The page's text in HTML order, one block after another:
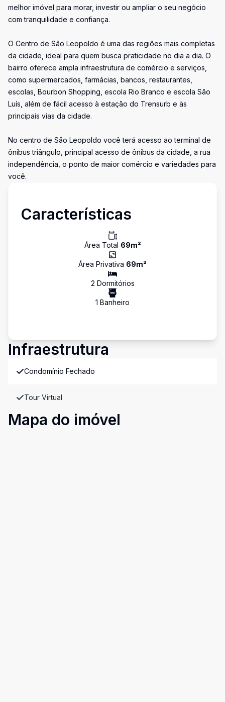
melhor imóvel para morar, investir ou ampliar o seu negócio
com tranquilidade e confiança.
O Centro de São Leopoldo é uma das regiões mais completas
da cidade, ideal para quem busca praticidade no dia a dia. O
bairro oferece ampla infraestrutura de comércio e serviços,
como supermercados, farmácias, bancos, restaurantes,
escolas, Bourbon Shopping, escola Rio Branco e escola São
Luís, além de fácil acesso à estação do Trensurb e às
principais vias da cidade.
No centro de São Leopoldo você terá acesso ao terminal de
ônibus triângulo, principal acesso de ônibus da cidade, a rua
independência, o ponto de maior comércio e variedades para
você.
Características
Área Total 69m²
Área Privativa 69m²
2 Dormitórios
1 Banheiro
Infraestrutura
Condomínio Fechado
Tour Virtual
Mapa do imóvel